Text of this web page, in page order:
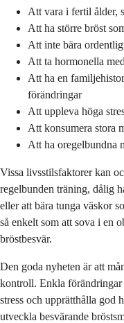
Att vara i fertil ålder,
Att ha större bröst
Att inte bära
Att ta hormonella
Att ha en
förändringar
Att uppleva höga
Att konsumera stora
Att ha oregelbundna
Vissa livsstilsfaktorer kan
regelbunden träning, dålig
eller att bära tunga väskor
så enkelt som att sova i en
bröstbesvär.
Den goda nyheten är att
kontroll. Enkla förändringar
stress och upprätthålla god
utveckla besvärande